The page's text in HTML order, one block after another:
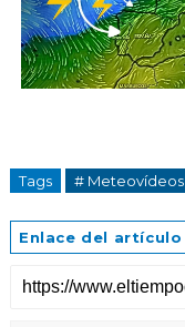
Tags # Meteovídeos
Enlace del artículo